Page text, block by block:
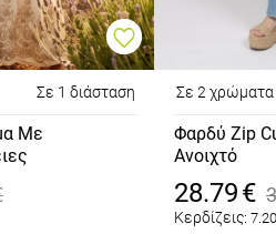
Σε 1 διάσταση
Με
Σε 2 χρώματα
Φαρδύ Zip
Ανοιχτό
28.79€
Κερδίζεις: 7.20